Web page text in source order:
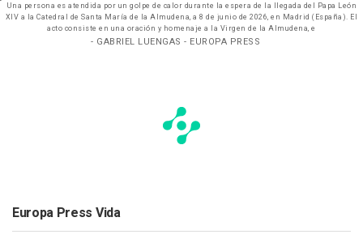
Una persona es atendida por un golpe de calor durante la espera de la llegada del Papa León
XIV a la Catedral de Santa María de la Almudena, a 8 de junio de 2026, en Madrid (España). El
acto consiste en una oración y homenaje a la Virgen de la Almudena, e
- GABRIEL LUENGAS - EUROPA PRESS
Europa Press Vida